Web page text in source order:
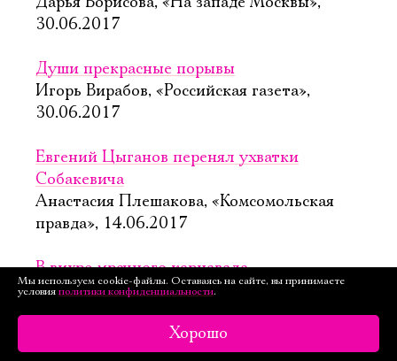
30.06.2017
Души прекрасные порывы
Игорь Вирабов, «Российская газета»,
30.06.2017
Евгений Цыганов перенял ухватки
Собакевича
Анастасия Плешакова, «Комсомольская
правда», 14.06.2017
В вихре мрачного карнавала
Марина Абрамова, «Ревизор.ru», 12.06.2017
В Мастерской Петра Фоменко языком Гоголя
высмеяли коммерсантов
Мы используем cookie-файлы. Оставаясь на сайте, вы принимаете
условия политики конфиденциальности.
Хорошо